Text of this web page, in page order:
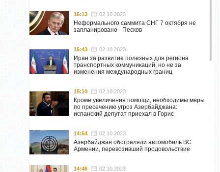
16:13 02.10.2023
Неформального саммита СНГ 7 октября не
запланировано - Песков
15:43 02.10.2023
Иран за развитие полезных для региона
транспортных коммуникаций, но не за
изменения международных границ
15:10 02.10.2023
Кроме увеличения помощи, необходимы меры
по пресечению угроз Азербайджана:
испанский депутат приехал в Горис
14:54 02.10.2023
Азербайджан обстреляли автомобиль ВС
Армении, перевозивший продовольствие
14:46 02.10.2023